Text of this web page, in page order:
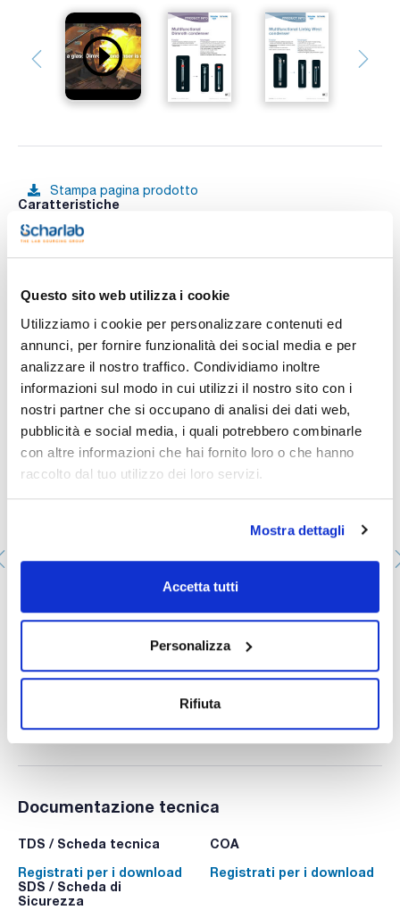
Questo sito web utilizza i cookie
Utilizziamo i cookie per personalizzare contenuti ed
annunci, per fornire funzionalità dei social media e per
analizzare il nostro traffico. Condividiamo inoltre
informazioni sul modo in cui utilizzi il nostro sito con i
nostri partner che si occupano di analisi dei dati web,
pubblicità e social media, i quali potrebbero combinarle
con altre informazioni che hai fornito loro o che hanno
raccolto dal tuo utilizzo dei loro servizi.
Mostra dettagli
Accetta tutti
Personalizza
Rifiuta
Stampa pagina prodotto
Caratteristiche
Maschio : 29/32
Femmina : -
Conf. (unità) : 1
Estrattori Soxhlet da 50 ml completi
Ti potrebbe interessare anche
Flangia di sicurezza per raccordo tubo oliva-gomma
Disponibilità:Controlla le scorte
Documentazione tecnica
TDS / Scheda tecnica
Registrati per i download
COA
Registrati per i download
SDS / Scheda di
Sicurezza